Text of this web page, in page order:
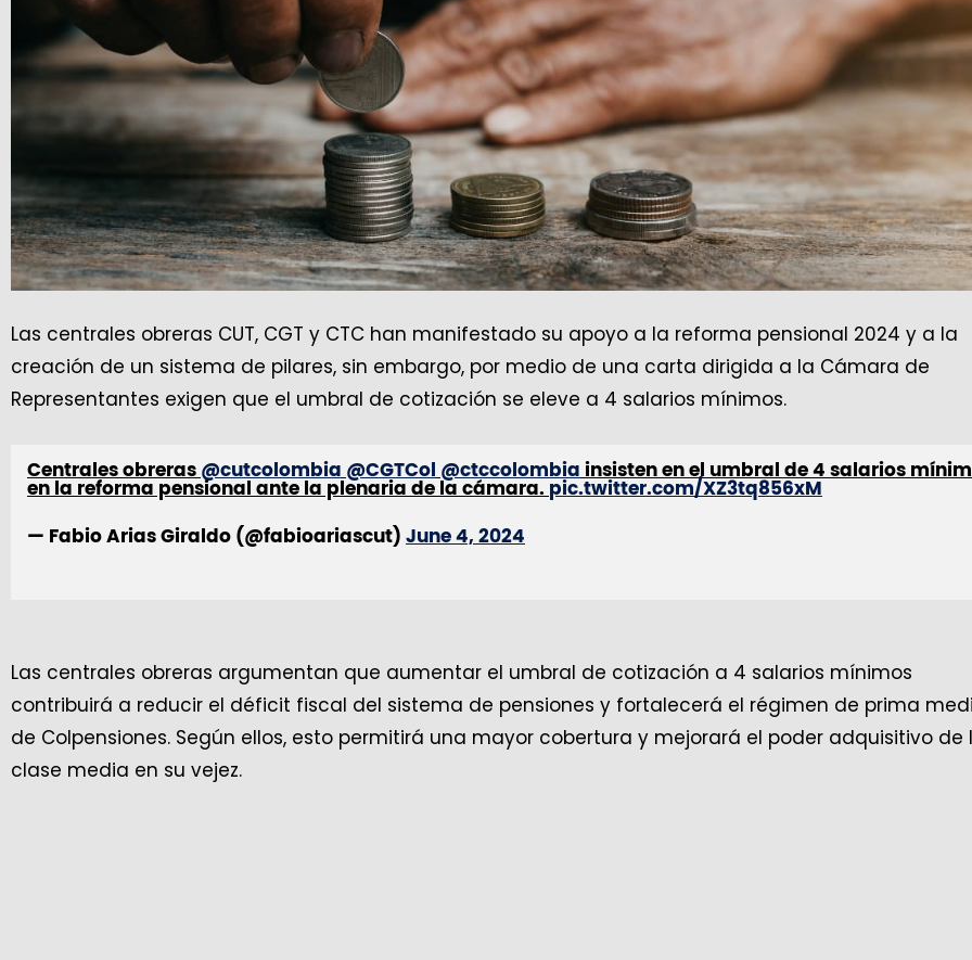
Las centrales obreras CUT, CGT y CTC han manifestado su apoyo a la reforma pensional 2024 y a la
creación de un sistema de pilares, sin embargo, por medio de una carta dirigida a la Cámara de
Representantes exigen que el umbral de cotización se eleve a 4 salarios mínimos.
Centrales obreras @cutcolombia @CGTCol @ctccolombia insisten en el umbral de 4 salarios
en la reforma pensional ante la plenaria de la cámara. pic.twitter.com/XZ3tq856xM
— Fabio Arias Giraldo (@fabioariascut) June 4, 2024
Las centrales obreras argumentan que aumentar el umbral de cotización a 4 salarios mínimos
contribuirá a reducir el déficit fiscal del sistema de pensiones y fortalecerá el régimen de prima
de Colpensiones. Según ellos, esto permitirá una mayor cobertura y mejorará el poder adquisitivo de
clase media en su vejez.